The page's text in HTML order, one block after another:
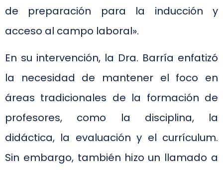
de preparación para la inducción y
acceso al campo laboral».
En su intervención, la Dra. Barría enfatizó
la necesidad de mantener el foco en
áreas tradicionales de la formación de
profesores, como la disciplina, la
didáctica, la evaluación y el currículum.
Sin embargo, también hizo un llamado a